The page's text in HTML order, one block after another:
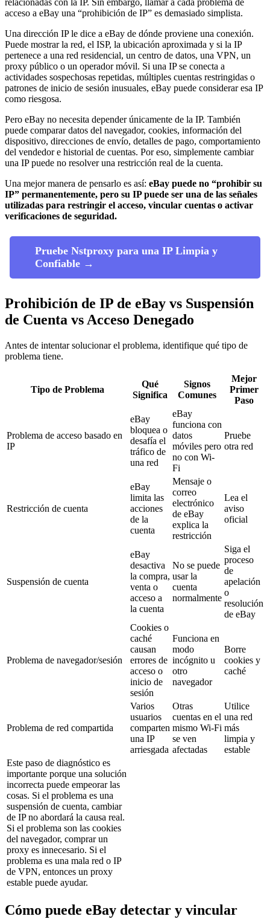
relacionadas con la IP. Sin embargo, llamar a cada problema de
acceso a eBay una “prohibición de IP” es demasiado simplista.
Una dirección IP le dice a eBay de dónde proviene una conexión.
Puede mostrar la red, el ISP, la ubicación aproximada y si la IP
pertenece a una red residencial, un centro de datos, una VPN, un
proxy público o un operador móvil. Si una IP se conecta a
actividades sospechosas repetidas, múltiples cuentas restringidas o
patrones de inicio de sesión inusuales, eBay puede considerar esa IP
como riesgosa.
Pero eBay no necesita depender únicamente de la IP. También
puede comparar datos del navegador, cookies, información del
dispositivo, direcciones de envío, detalles de pago, comportamiento
del vendedor e historial de cuentas. Por eso, simplemente cambiar
una IP puede no resolver una restricción real de la cuenta.
Una mejor manera de pensarlo es así: eBay puede no “prohibir su
IP” permanentemente, pero su IP puede ser una de las señales
utilizadas para restringir el acceso, vincular cuentas o activar
verificaciones de seguridad.
Pruebe Nstproxy para una IP Limpia y
Confiable →
Prohibición de IP de eBay vs Suspensión
de Cuenta vs Acceso Denegado
Antes de intentar solucionar el problema, identifique qué tipo de
problema tiene.
Tipo de Problema
Qué
Significa
Signos
Comunes
Mejor
Primer
Paso
Problema de acceso basado en
IP
eBay
bloquea o
desafía el
tráfico de
una red
eBay
funciona con
datos
móviles pero
no con Wi-
Fi
Pruebe
otra red
Restricción de cuenta
eBay
limita las
acciones
de la
cuenta
Mensaje o
correo
electrónico
de eBay
explica la
restricción
Lea el
aviso
oficial
Suspensión de cuenta
eBay
desactiva
la compra,
venta o
acceso a
la cuenta
No se puede
usar la
cuenta
normalmente
Siga el
proceso
de
apelación
o
resolución
de eBay
Problema de navegador/sesión
Cookies o
caché
causan
errores de
acceso o
inicio de
sesión
Funciona en
modo
incógnito u
otro
navegador
Borre
cookies y
caché
Problema de red compartida
Varios
usuarios
comparten
una IP
arriesgada
Otras
cuentas en el
mismo Wi-Fi
se ven
afectadas
Utilice
una red
más
limpia y
estable
Este paso de diagnóstico es
importante porque una solución
incorrecta puede empeorar las
cosas. Si el problema es una
suspensión de cuenta, cambiar
de IP no abordará la causa real.
Si el problema son las cookies
del navegador, comprar un
proxy es innecesario. Si el
problema es una mala red o IP
de VPN, entonces un proxy
estable puede ayudar.
Cómo puede eBay detectar y vincular